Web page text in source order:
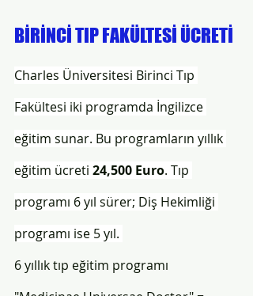
BİRİNCİ TIP FAKÜLTESİ ÜCRETİ
Charles Üniversitesi Birinci Tıp
Fakültesi iki programda İngilizce
eğitim sunar. Bu programların yıllık
eğitim ücreti 24,500 Euro. Tıp
programı 6 yıl sürer; Diş Hekimliği
programı ise 5 yıl.
6 yıllık tıp eğitim programı